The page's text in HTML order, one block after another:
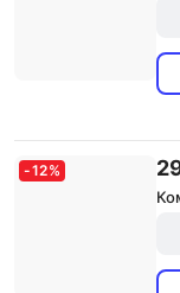
-12%